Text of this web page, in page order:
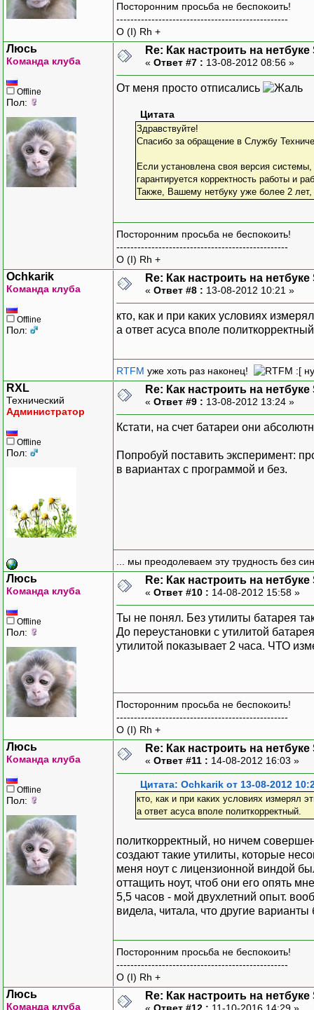
Посторонним просьба не беспокоить!
-------------------------------------------------
O (I) Rh +
Люсь
Команда клуба
Offline
Пол:
Re: Как настроить на
« Ответ #7 : 13-08-2012 08:56 »
От меня просто отписались
Цитата
Здравствуйте!
Спасибо за обращение в Службу
Если установлена своя версия
гарантируется корректность работы и
Также, Вашему нетбуку уже более 2
Посторонним просьба не беспокоить!
-------------------------------------------------
O (I) Rh +
Ochkarik
Команда клуба
Offline
Пол:
Re: Как настроить на
« Ответ #8 : 13-08-2012 10:21 »
кто, как и при каких условиях
а ответ асуса вполе
RTFM уже хоть раз наконец! :[
RXL
Технический
Администратор
Offline
Пол:
Re: Как настроить на
« Ответ #9 : 13-08-2012 13:24 »
Кстати, на счет батареи они
Попробуй поставить эксперимент:
в вариантах с программой и без.
... мы преодолеваем эту трудность без
Люсь
Команда клуба
Offline
Пол:
Re: Как настроить на
« Ответ #10 : 14-08-2012 15:58 »
Ты не понял. Без утилиты батарея
До переустановки с утилитой
утилитой показывает 2 часа. ЧТО
Посторонним просьба не беспокоить!
-------------------------------------------------
O (I) Rh +
Люсь
Команда клуба
Offline
Пол:
Re: Как настроить на
« Ответ #11 : 14-08-2012 16:03 »
Цитата: Ochkarik от 13-08-2012
кто, как и при каких условиях измерял
а ответ асуса вполе политкорректный.
политкорректный, но ничем
создают такие утилиты, которые
меня ноут с лицензионной виндой
оттащить ноут, чтоб они его опять
5,5 часов - мой двухлетний опыт.
видела, читала, что другие
Посторонним просьба не беспокоить!
-------------------------------------------------
O (I) Rh +
Люсь
Команда клуба
Re: Как настроить на
« Ответ #12 : 11-10-2016 14:29 »